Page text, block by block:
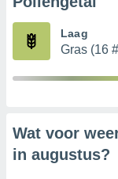
partners Laag
Gras (16
Wat voor
in augustus?